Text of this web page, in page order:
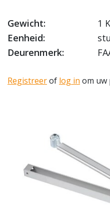
Gewicht:
1
Eenheid:
Deurenmerk:
Registreerof log in om uw